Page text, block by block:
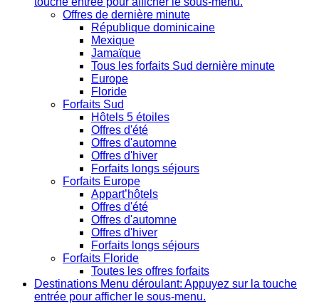
Offres de dernière minute
République dominicaine
Mexique
Jamaïque
Tous les forfaits Sud dernière minute
Europe
Floride
Forfaits Sud
Hôtels 5 étoiles
Offres d'été
Offres d'automne
Offres d'hiver
Forfaits longs séjours
Forfaits Europe
Appart’hôtels
Offres d'été
Offres d'automne
Offres d'hiver
Forfaits longs séjours
Forfaits Floride
Toutes les offres forfaits
Destinations Menu déroulant: Appuyez sur la touche
entrée pour afficher le sous-menu.